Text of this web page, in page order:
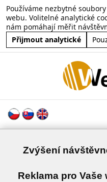
Používáme nezbytné
webu. Volitelné analytické
nám pomáhají měřit
Přijmout analytické
Zvýšení
Reklama pro